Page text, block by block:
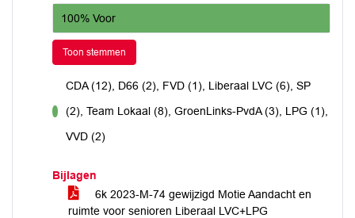
100% Voor
Toon stemmen
CDA (12), D66 (2), FVD (1), Liberaal LVC (6), SP
(2), Team Lokaal (8), GroenLinks-PvdA (3), LPG (1),
VVD (2)
Bijlagen
6k 2023-M-74 gewijzigd Motie Aandacht en
ruimte voor senioren Liberaal LVC+LPG